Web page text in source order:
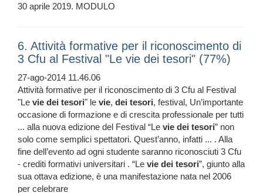
30 aprile 2019. MODULO
6. Attività formative per il riconoscimento di
3 Cfu al Festival "Le vie dei tesori" (77%)
27-ago-2014 11.46.06
Attività formative per il riconoscimento di 3 Cfu al Festival
"Le vie dei tesori" le vie, dei tesori, festival, Un’importante
occasione di formazione e di crescita professionale per tutti
... alla nuova edizione del Festival “Le vie dei tesori” non
solo come semplici spettatori. Quest’anno, infatti ... . Alla
fine dell’evento ad ogni studente saranno riconosciuti 3 Cfu
- crediti formativi universitari . “Le vie dei tesori”, giunto alla
sua ottava edizione, è una manifestazione nata nel 2006
per celebrare